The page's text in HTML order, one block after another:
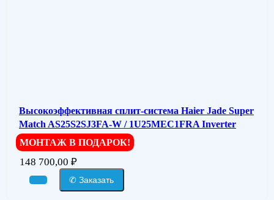
Высокоэффективная сплит-система Haier Jade Super
Match AS25S2SJ3FA-W / 1U25MEC1FRA Inverter
МОНТАЖ В ПОДАРОК!
148 700,00 ₽
✆ Заказать